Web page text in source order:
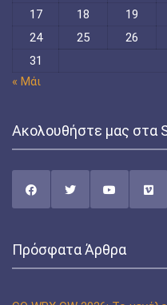
17
18 19
24
25 26
31
« Μάι
Ακολουθήστε μας στα
Πρόσφατα Άρθρα